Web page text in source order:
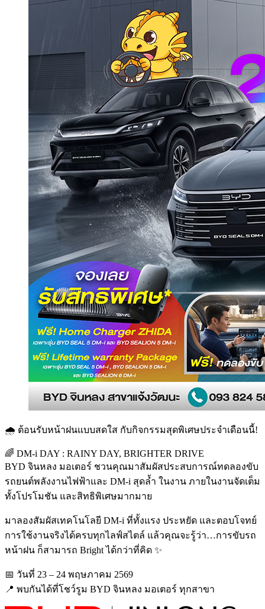
🌧️ ต้อนรับหน้าฝนแบบสดใส กับกิจกรรมสุดพิเศษประจำเดือนนี้!
🌈 DM-i DAY : RAINY DAY, BRIGHTER DRIVE
BYD จินหลง มอเตอร์ ชวนคุณมาสัมผัสประสบการณ์ทดลองขับ
รถยนต์พลังงานไฟฟ้าและ DM-i สุดล้ำ ในงาน ภายในงานจัดเต็ม
ทั้งโปรโมชัน และสิทธิพิเศษมากมาย
มาลองสัมผัสเทคโนโลยี DM-i ที่ทั้งแรง ประหยัด และตอบโจทย์
การใช้งานจริงได้ครบทุกไลฟ์สไตล์ แล้วคุณจะรู้ว่า…การขับรถ
หน้าฝน ก็สามารถ Bright ได้กว่าที่คิด ✨
📅 วันที่ 23 – 24 พฤษภาคม 2569
📍 พบกันได้ที่โชว์รูม BYD จินหลง มอเตอร์ ทุกสาขา